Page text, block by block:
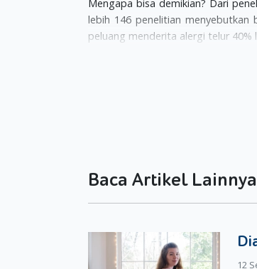
Mengapa bisa demikian? Dari
lebih 146 penelitian menyebutkan
peluang menderita alergi telur
Kemudian, anak-anak yang
berpeluang memiliki gangguan
dengan dokter kalau ingin
menginjak usia tiga tahun. Selain
alergi lainnya belum dilakukan oleh
Baca Artikel Lainnya
12